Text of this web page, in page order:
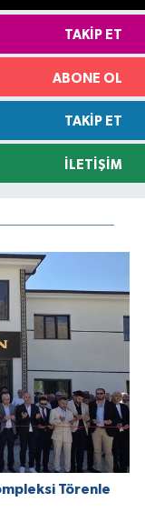
TAKIP ET
ABONE OL
TAKIP ET
İLETIŞIM
Törenle